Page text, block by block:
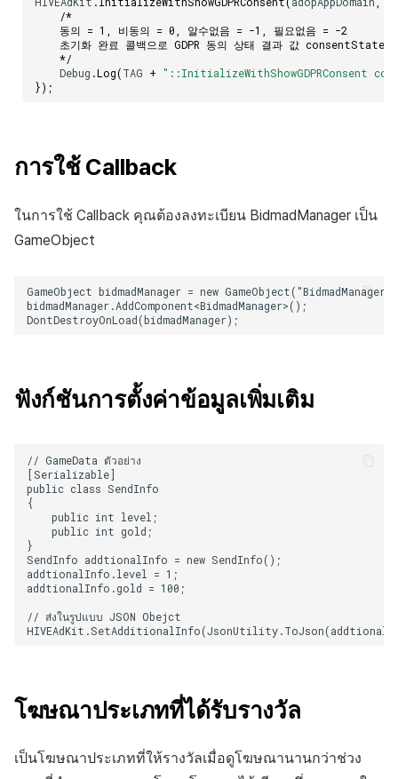
/*
    동의 = 1, 비동의 = 0, 알수없음 = -1, 필요없음 = -2
초기화 완료 콜백으로 GDPR 동의 상태 결과 값 consentState
    */
Debug .Log(TAG + "::InitializeWithShowGDPRConsent
});
การใช้ Callback
ในการใช้ Callback คุณต้องลงทะเบียน BidmadManager เป็น
GameObject
GameObject bidmadManager = new
bidmadManager.AddComponent<BidmadManager>();
ฟังก์ชันการตั้งค่าข้อมูลเพิ่มเติม
// GameData ตัวอย่าง
[Serializable]
public class SendInfo
{
    public int level;
    public int gold;
}
SendInfo addtionalInfo = new SendInfo();
addtionalInfo.level = 1;
addtionalInfo.gold = 100;
// ส่งในรูปแบบ JSON Obejct
โฆษณาประเภทที่ได้รับรางวัล
เป็นโฆษณาประเภทที่ให้รางวัลเมื่อดูโฆษณานานกว่าช่วง